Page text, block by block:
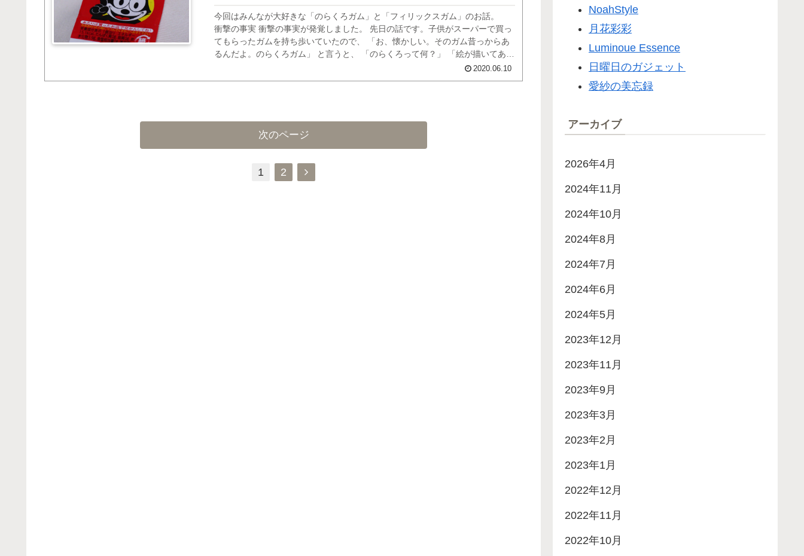
今回はみんなが大好きな「のらくろガム」と「フィリックスガム」のお話。
衝撃の事実 衝撃の事実が発覚しました。 先日の話です。子供がスーパーで買っ
てもらったガムを持ち歩いていたので、 「お、懐かしい。そのガム昔っからあ
るんだよ。のらくろガム」 と言うと、 「のらくろって何？」 「絵が描いてある
でしょ？ それがのらくろって犬」 「これ、犬なの？」 そんなの見たらわかる
でS、、え？ あれ？ のらく...
2020.06.10
次のページ
1 2
次
NoahStyle
月花彩彩
Luminoue Essence
日曜日のガジェット
愛紗の美忘録
アーカイブ
2026年4月
2024年11月
2024年10月
2024年8月
2024年7月
2024年6月
2024年5月
2023年12月
2023年11月
2023年9月
2023年3月
2023年2月
2023年1月
2022年12月
2022年11月
2022年10月